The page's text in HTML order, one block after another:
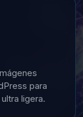
para
ligera.